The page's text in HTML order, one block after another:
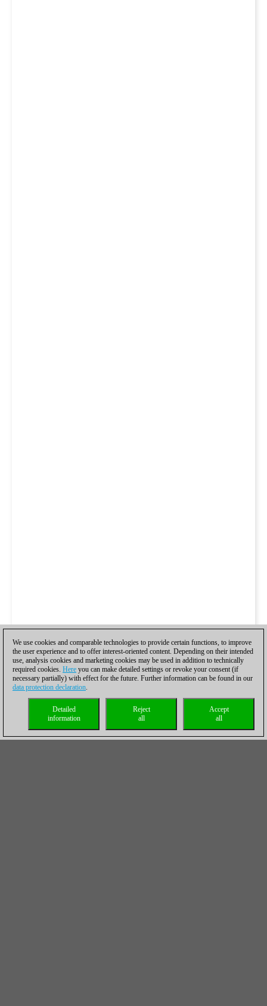
We use cookies and comparable technologies to provide certain functions, to improve
the user experience and to offer interest-oriented content. Depending on their intended
use, analysis cookies and marketing cookies may be used in addition to technically
required cookies. Here you can make detailed settings or revoke your consent (if
necessary partially) with effect for the future. Further information can be found in our
data protection declaration.
Accept
all
Reject
all
Detailed
information